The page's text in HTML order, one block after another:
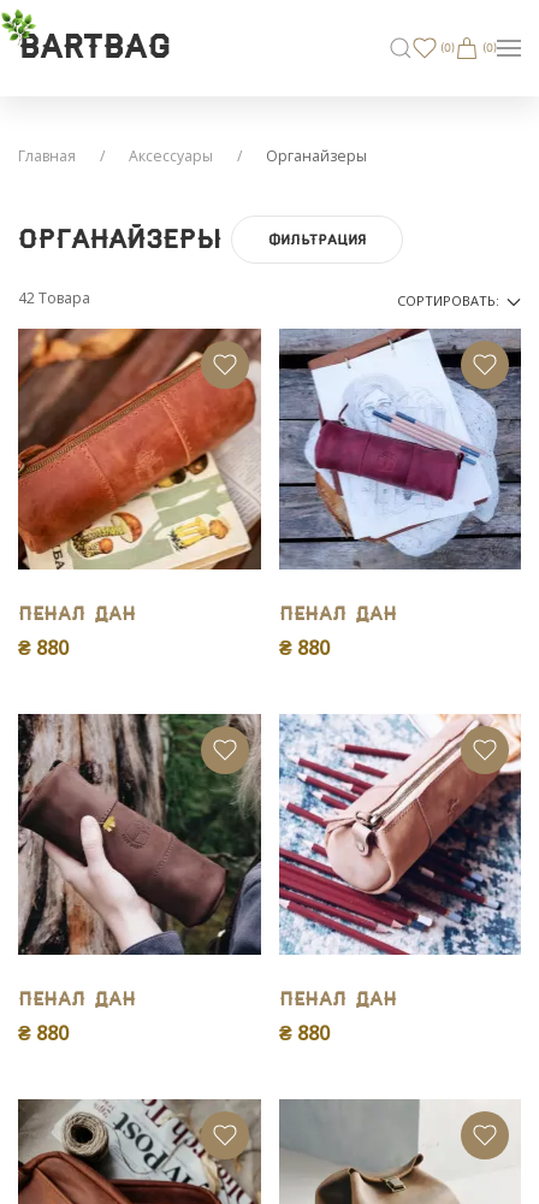
BARTBAG (0) (0)
Главная Аксессуары Органайзеры
Органайзеры ФИЛЬТРАЦИЯ
42 Товара СОРТИРОВАТЬ:
Пенал Дан
₴ 880
Пенал Дан
₴ 880
Пенал Дан
₴ 880
Пенал Дан
₴ 880